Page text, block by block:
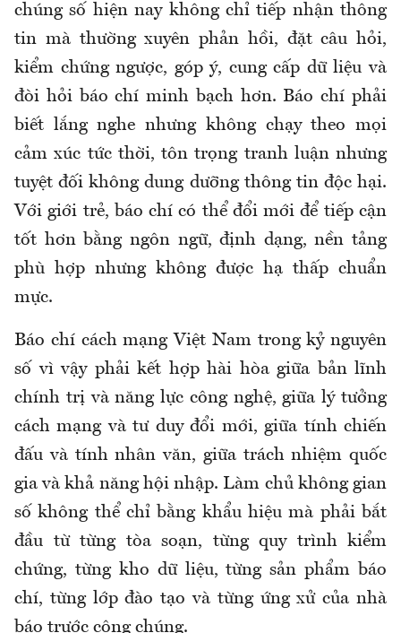
chúng số hiện nay không chỉ tiếp nhận thông
tin mà thường xuyên phản hồi, đặt câu hỏi,
kiểm chứng ngược, góp ý, cung cấp dữ liệu và
đòi hỏi báo chí minh bạch hơn. Báo chí phải
biết lắng nghe nhưng không chạy theo mọi
cảm xúc tức thời, tôn trọng tranh luận nhưng
tuyệt đối không dung dưỡng thông tin độc hại.
Với giới trẻ, báo chí có thể đổi mới để tiếp cận
tốt hơn bằng ngôn ngữ, định dạng, nền tảng
phù hợp nhưng không được hạ thấp chuẩn
mực.
Báo chí cách mạng Việt Nam trong kỷ nguyên
số vì vậy phải kết hợp hài hòa giữa bản lĩnh
chính trị và năng lực công nghệ, giữa lý tưởng
cách mạng và tư duy đổi mới, giữa tính chiến
đấu và tính nhân văn, giữa trách nhiệm quốc
gia và khả năng hội nhập. Làm chủ không gian
số không thể chỉ bằng khẩu hiệu mà phải bắt
đầu từ từng tòa soạn, từng quy trình kiểm
chứng, từng kho dữ liệu, từng sản phẩm báo
chí, từng lớp đào tạo và từng ứng xử của nhà
báo trước công chúng.